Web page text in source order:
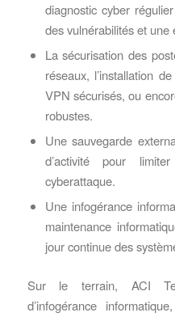
diagnostic cyber
des vulnérabilités et une
La sécurisation des
réseaux, l’installation
VPN sécurisés, ou
robustes.
Une sauvegarde
d’activité pour
cyberattaque.
Une infogérance
maintenance
jour continue des
Sur le terrain, ACI
d’infogérance